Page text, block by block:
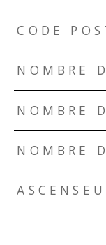
CODE
NOMBRE
NOMBRE
NOMBRE